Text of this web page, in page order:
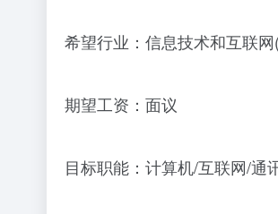
希望行业：信息技术和互联
期望工资：面议
目标职能：计算机/互联网/通